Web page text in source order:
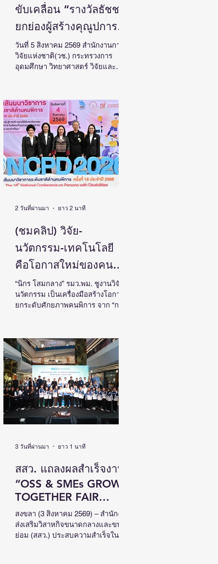
ขับเคลื่อน “รางวัลธัชชา”
ยกย่องผู้สร้างคุณูปการ
ด้านสังคมศาสตร์
มนุษยศาสตร์ และ
งานวิจัยสู่การพัฒนา
ประเทศ
วันที่ 5 สิงหาคม 2569 สำนักงานการ
วิจัยแห่งชาติ(วช.) กระทรวงการ
อุดมศึกษา วิทยาศาสตร์ วิจัยและ
และศิลปกรรมศาสตร์แห่ง
ประเทศไทย “รางวัลธัชชา” (TASSHA
Awards) ประจำปีงบประมาณ 2569
โดย ดร.วิภารัตน์ ดีอ่อง ผู้อำนวยการ
สำนักงานการวิจัยแห่งชาติ เป็น
ประธานในงานแถลงข่าวพร้อมด้วย
คณะผู้บริหาร ผู้ทรงคุณวุฒิ วช. นัก
วิจัย และผู้สนใจเข้าร่วม ณ ศูนย์
สารสนเทศกลางด้านวิทยาศาสตร์
แห่งชาติ ดร.วิภารัตน์ ดีอ
(ชมคลิป) วิจัย-
นวัตกรรม-เทคโนโลยี
คือโอกาสใหม่ของคน
พิการไทย และพลังขับ
เคลื่อนเศรษฐกิจประเทศ
“นิกร โสมกลาง” รมว.พม. ชูงานวิจัย-
นวัตกรรม เป็นเครื่องมือสร้างโอกาส
ยกระดับศักยภาพคนพิการ จาก “การ
สร้างสังคมที่ทุกคนเข้าถึง มีส่วนร่วม
เติบโตไปด้วยกัน วันที่ 4 สิงหาคม
2569 นายนิกร โสมกลาง รัฐมนตรี
ว่าการกระทรวงการพัฒนาสังคมและ
ความมั่นคงของมนุษย์ (รมว.พม.) เป็น
ประธานเปิดงานสัมมนาวิชาการระดับ
ชาติด้านคนพิการ ครั้งที่ 18 (NCPD
2026) ภายใต้แนวคิด “From Learning
to Earning : Innovation for Persons
2 วันที่ผ่านมา ยาว 2 นาที
สสว. แถลงผลสำเร็จงาน
“OSS & SMEs GROW
TOGETHER FAIR
2026”ณ จังหวัดสงขลา
สร้างมูลค่าเศรษฐกิจ
สงขลา (3 สิงหาคม 2569) – สำนักงาน
ส่งเสริมวิสาหกิจขนาดกลางและขนาด
ย่อม (สสว.) ประสบความสำเร็จใน
3 วันที่ผ่านมา ยาว 1 นาที